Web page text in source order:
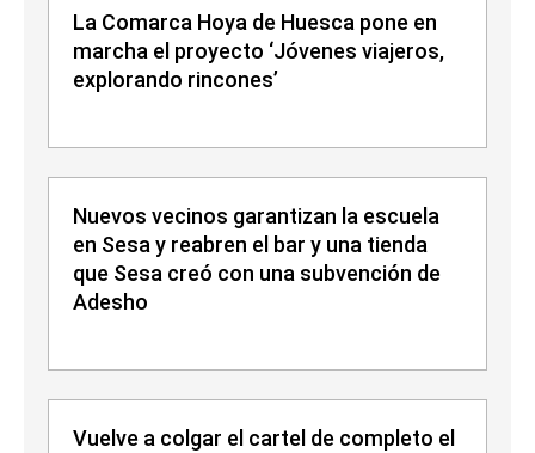
La Comarca Hoya de Huesca pone en
marcha el proyecto ‘Jóvenes viajeros,
explorando rincones’
Nuevos vecinos garantizan la escuela
en Sesa y reabren el bar y una tienda
que Sesa creó con una subvención de
Adesho
Vuelve a colgar el cartel de completo el